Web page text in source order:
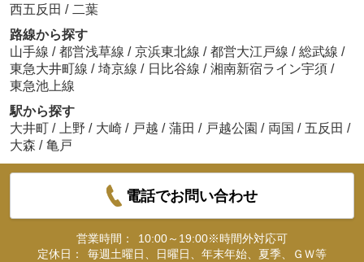
西五反田 / 二葉
路線から探す
山手線 / 都営浅草線 / 京浜東北線 / 都営大江戸線 / 総武線 /
東急大井町線 / 埼京線 / 日比谷線 / 湘南新宿ライン宇須 /
東急池上線
駅から探す
大井町 / 上野 / 大崎 / 戸越 / 蒲田 / 戸越公園 / 両国 / 五反田 /
大森 / 亀戸
電話でお問い合わせ
営業時間：
10:00～19:00※時間外対応可
定休日：
毎週土曜日、日曜日、年末年始、夏季、ＧＷ等